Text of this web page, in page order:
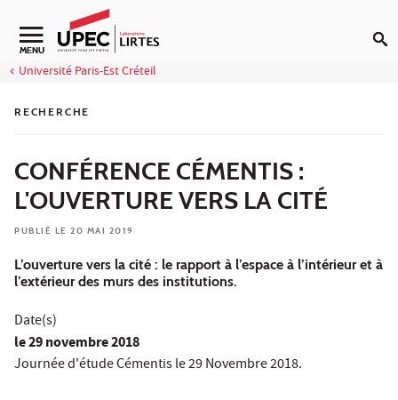
Aller au contenu
Navigation secondaire
MENU
Université Paris-Est Créteil
RECHERCHE
CONFÉRENCE CÉMENTIS :
L'OUVERTURE VERS LA CITÉ
PUBLIÉ LE 20 MAI 2019
L’ouverture vers la cité : le rapport à l’espace à l’intérieur et à
l’extérieur des murs des institutions.
Date(s)
le29 novembre 2018
Journée d'étude Cémentis le 29 Novembre 2018.